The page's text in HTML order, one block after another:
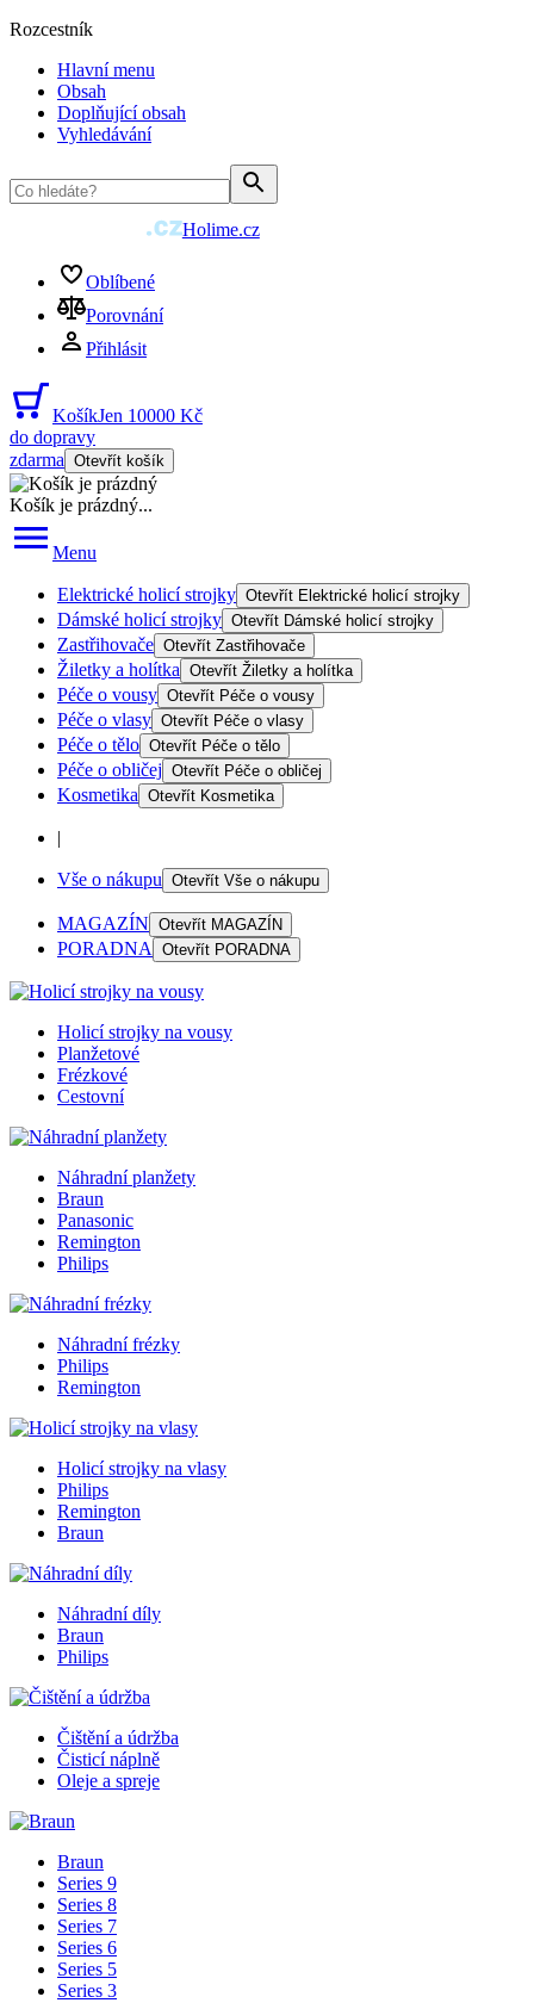
Rozcestník
Hlavní menu
Obsah
Doplňující obsah
Vyhledávání
Holime.cz
Oblíbené
Porovnání
Přihlásit
KošíkJen 10000 Kč
do dopravy
zdarma Otevřít košík
Košík je prázdný...
Menu
Elektrické holicí strojky Otevřít Elektrické holicí strojky
Dámské holicí strojky Otevřít Dámské holicí strojky
Zastřihovače Otevřít Zastřihovače
Žiletky a holítka Otevřít Žiletky a holítka
Péče o vousy Otevřít Péče o vousy
Péče o vlasy Otevřít Péče o vlasy
Péče o tělo Otevřít Péče o tělo
Péče o obličej Otevřít Péče o obličej
Kosmetika Otevřít Kosmetika
|
Vše o nákupu Otevřít Vše o nákupu
MAGAZÍN Otevřít MAGAZÍN
PORADNA Otevřít PORADNA
Holicí strojky na vousy
Planžetové
Frézkové
Cestovní
Náhradní planžety
Braun
Panasonic
Remington
Philips
Náhradní frézky
Philips
Remington
Holicí strojky na vlasy
Philips
Remington
Braun
Náhradní díly
Braun
Philips
Čištění a údržba
Čisticí náplně
Oleje a spreje
Braun
Series 9
Series 8
Series 7
Series 6
Series 5
Series 3